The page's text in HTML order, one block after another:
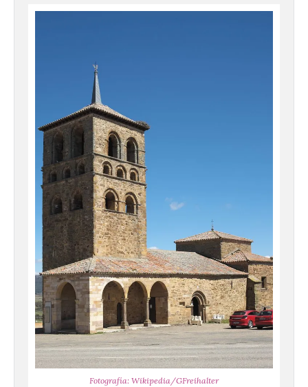
Fotografía: Wikipedia/GFreihalter